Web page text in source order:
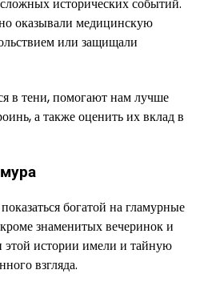
оказывали медицинскую
или защищали
в тени, помогают нам лучше
а также оценить их вклад в
богатой на гламурные
знаменитых вечеринок и
истории имели и тайную
взгляда.